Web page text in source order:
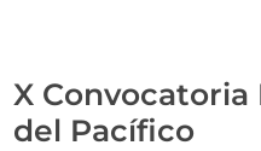
X Convocatoria
del Pacífico